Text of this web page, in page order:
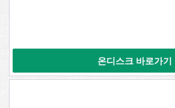
온디스크 바로가기